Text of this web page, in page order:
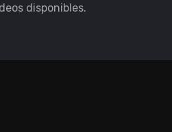
disponibles.